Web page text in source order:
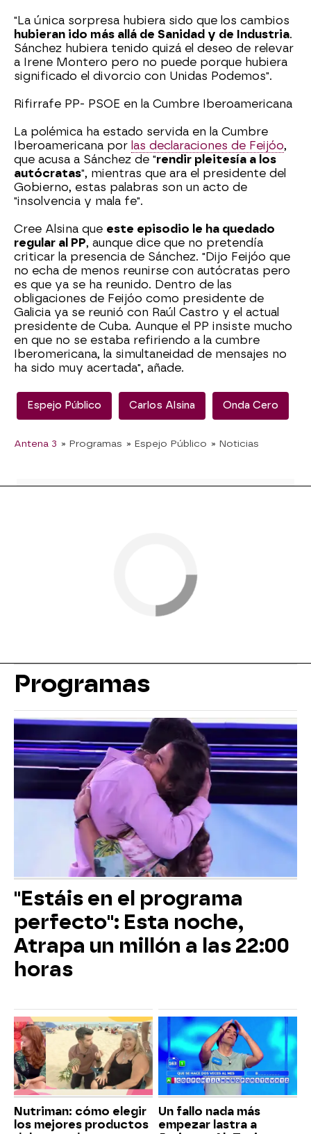
"La única sorpresa hubiera sido que los cambios
hubieran ido más allá de Sanidad y de Industria.
Sánchez hubiera tenido quizá el deseo de relevar
a Irene Montero pero no puede porque hubiera
significado el divorcio con Unidas Podemos".
Rifirrafe PP- PSOE en la Cumbre Iberoamericana
La polémica ha estado servida en la Cumbre
Iberoamericana por las declaraciones de Feijóo,
que acusa a Sánchez de "rendir pleitesía a los
autócratas", mientras que ara el presidente del
Gobierno, estas palabras son un acto de
"insolvencia y mala fe".
Cree Alsina que este episodio le ha quedado
regular al PP, aunque dice que no pretendía
criticar la presencia de Sánchez. "Dijo Feijóo que
no echa de menos reunirse con autócratas pero
es que ya se ha reunido. Dentro de las
obligaciones de Feijóo como presidente de
Galicia ya se reunió con Raúl Castro y el actual
presidente de Cuba. Aunque el PP insiste mucho
en que no se estaba refiriendo a la cumbre
Iberomericana, la simultaneidad de mensajes no
ha sido muy acertada", añade.
Espejo Público Carlos Alsina Onda Cero
Antena 3 » Programas » Espejo Público » Noticias
Programas
"Estáis en el programa
perfecto": Esta noche,
Atrapa un millón a las 22:00
horas
Nutriman: cómo elegir
los mejores productos
Un fallo nada más
empezar lastra a